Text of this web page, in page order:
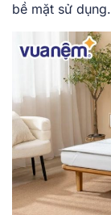
bề mặt sử dụng.